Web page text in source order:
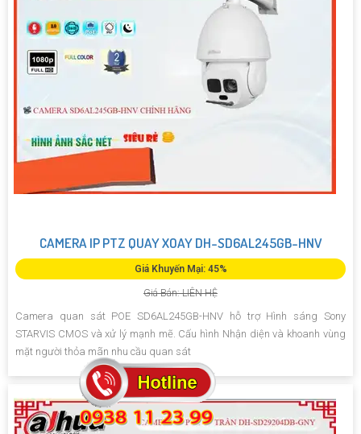
CAMERA IP PTZ QUAY XOAY DH-SD6AL245GB-HNV
Giá Khuyến Mại: 45%
Giá Bán: LIÊN HỆ
Camera quan sát POE SD6AL245GB-HNV hỗ trợ Hình sáng Sony
STARVIS CMOS và xử lý mạnh mẽ. Cấu hình Nhận diện và khoanh vùng
mặt người thỏa mãn nhu cầu quan sát